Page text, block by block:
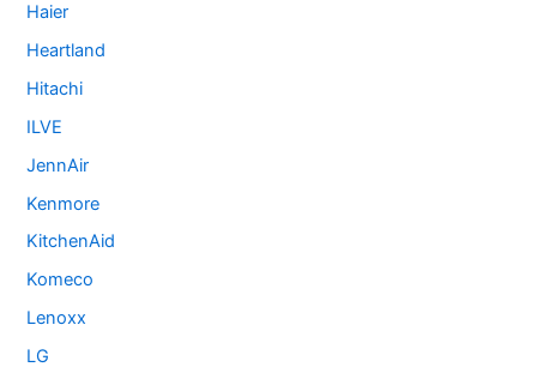
Haier
Heartland
Hitachi
ILVE
JennAir
Kenmore
KitchenAid
Komeco
Lenoxx
LG